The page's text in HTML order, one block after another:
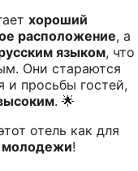
хороший
расположение, а
языком, что
Они стараются
и просьбы гостей,
. 🌟
отель как для
молодежи!